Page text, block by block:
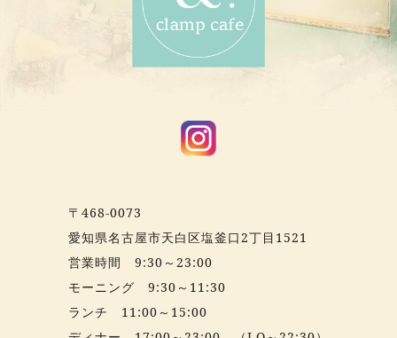
〒468-0073
愛知県名古屋市天白区塩釜口2丁目1521
営業時間 9:30～23:00
モーニング 9:30～11:30
ランチ 11:00～15:00